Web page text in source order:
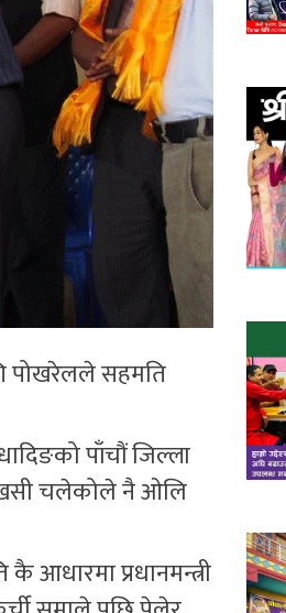
पोखरेलले सहमति
पाँचौं जिल्ला
चलेकोले नै ओलि
प्रधानमन्त्री